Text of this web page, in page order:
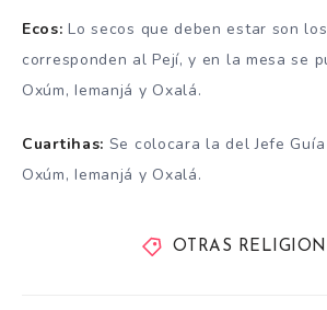
Ecos: Lo secos que deben estar son
corresponden al Pejí, y en la mesa se
Oxúm, Iemanjá y Oxalá.
Cuartihas: Se colocara la del Jefe
Oxúm, Iemanjá y Oxalá.
OTRAS